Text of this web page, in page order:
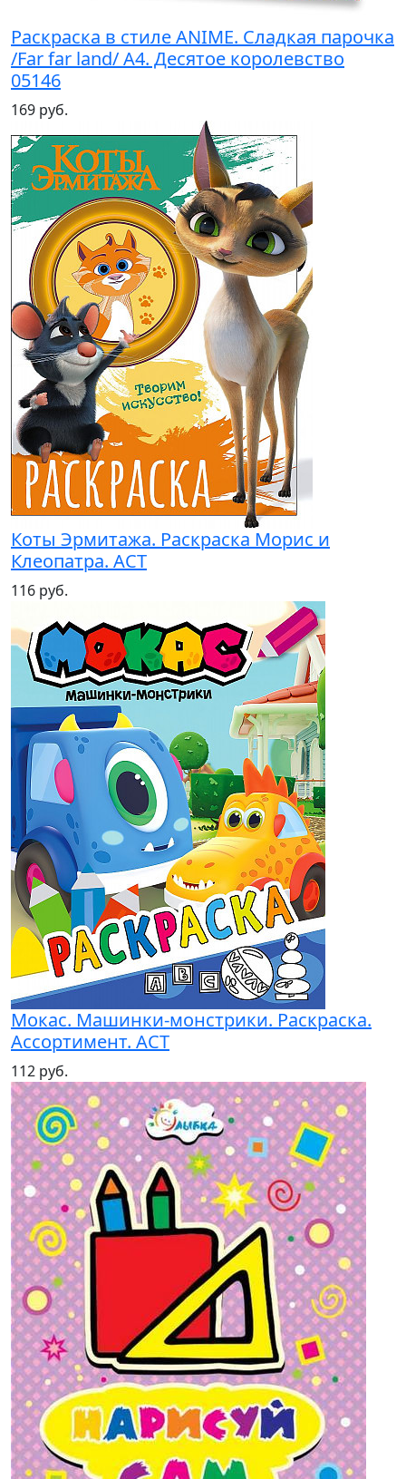
Раскраска в стиле ANIME. Сладкая парочка
/Far far land/ А4. Десятое королевство
05146
169 руб.
Коты Эрмитажа. Раскраска Морис и
Клеопатра. АСТ
116 руб.
Мокас. Машинки-монстрики. Раскраска.
Ассортимент. АСТ
112 руб.